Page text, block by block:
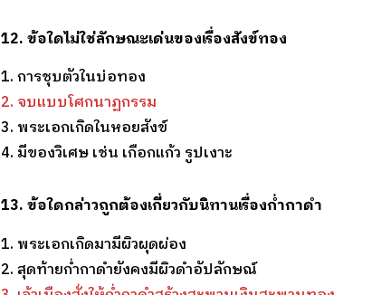
12. ข้อใดไม่ใช่ลักษณะเด่นของเรื่องสังข์ทอง
1. การชุบตัวในบ่อทอง
2. จบแบบโศกนาฏกรรม
3. พระเอกเกิดในหอยสังข์
4. มีของวิเศษ เช่น เกือกแก้ว รูปเงาะ
13. ข้อใดกล่าวถูกต้องเกี่ยวกับนิทานเรื่องก่ำกาดำ
1. พระเอกเกิดมามีผิวผุดผ่อง
2. สุดท้ายก่ำกาดำยังคงมีผิวดำอัปลักษณ์